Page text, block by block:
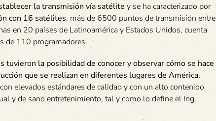
la transmisión vía satélite y se ha caracterizado por
con 16 satélites, más de 6500 puntos de transmisión entre
en 20 países de Latinoamérica y Estados Unidos, cuenta
de 110 programadores.
tuvieron la posibilidad de conocer y observar cómo se hace
que se realizan en diferentes lugares de América,
elevados estándares de calidad y con un alto contenido
y de sano entretenimiento, tal y como lo define el Ing.